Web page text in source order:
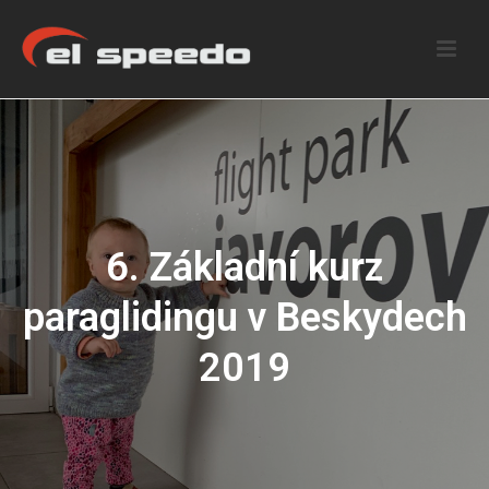
6. Základní kurz
paraglidingu v Beskydech
2019